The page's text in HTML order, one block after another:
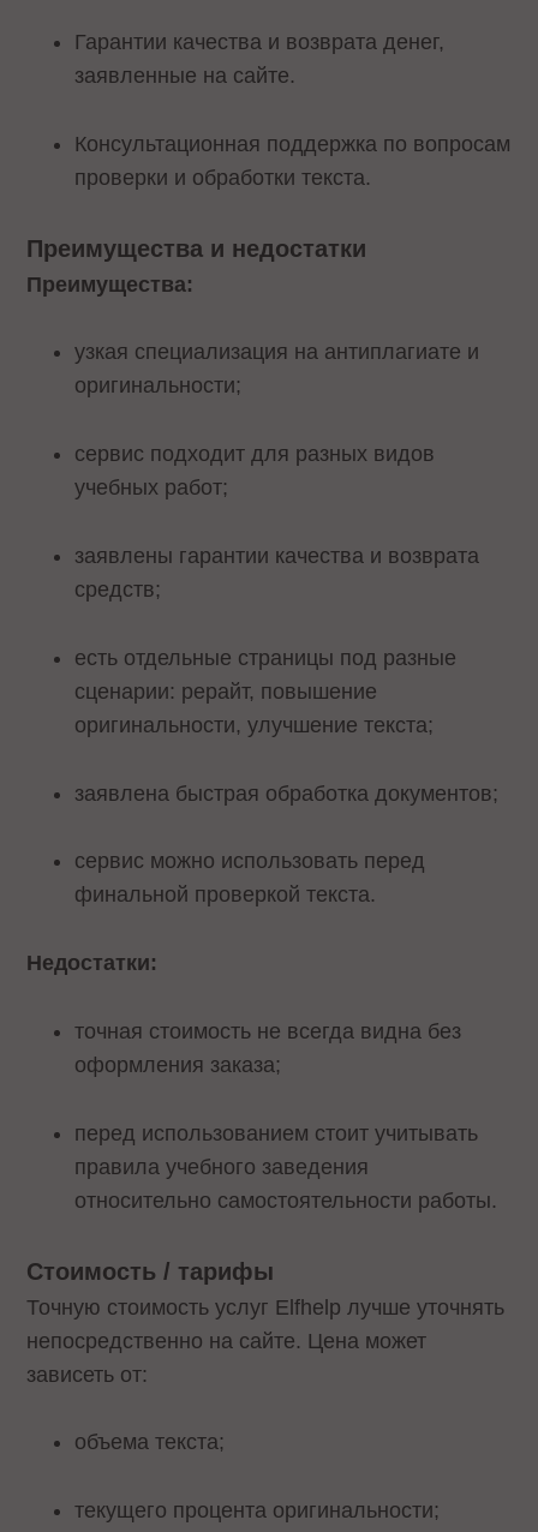
Гарантии качества и возврата денег,
заявленные на сайте.
Консультационная поддержка по вопросам
проверки и обработки текста.
Преимущества и недостатки
Преимущества:
узкая специализация на антиплагиате и
оригинальности;
сервис подходит для разных видов
учебных работ;
заявлены гарантии качества и возврата
средств;
есть отдельные страницы под разные
сценарии: рерайт, повышение
оригинальности, улучшение текста;
заявлена быстрая обработка документов;
сервис можно использовать перед
финальной проверкой текста.
Недостатки:
точная стоимость не всегда видна без
оформления заказа;
перед использованием стоит учитывать
правила учебного заведения
относительно самостоятельности работы.
Стоимость / тарифы
Точную стоимость услуг Elfhelp лучше уточнять
непосредственно на сайте. Цена может
зависеть от:
объема текста;
текущего процента оригинальности;